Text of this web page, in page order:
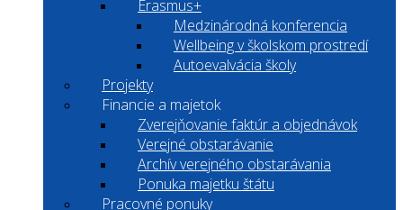
Erasmus+
Medzinárodná konferencia
Wellbeing v školskom prostredí
Autoevalvácia školy
Projekty
Financie a majetok
Zverejňovanie faktúr a objednávok
Verejné obstarávanie
Archív verejného obstarávania
Ponuka majetku štátu
Pracovné ponuky